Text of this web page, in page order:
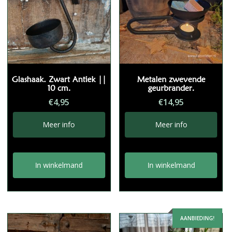
Glashaak. Zwart Antiek ||
10 cm.
€4,95
Meer info
In winkelmand
Metalen zwevende
geurbrander.
€14,95
Meer info
In winkelmand
AANBIEDING!